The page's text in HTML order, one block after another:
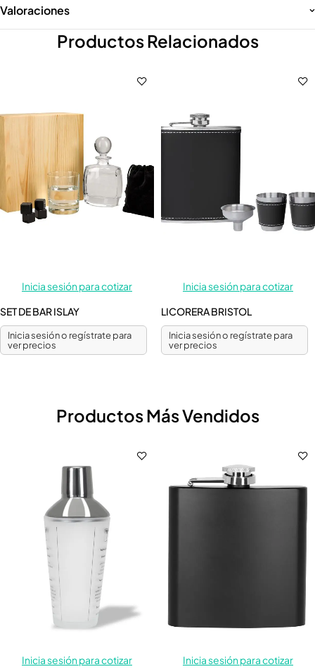
Valoraciones
Productos Relacionados
Inicia sesión para cotizar
SET DE BAR ISLAY
Inicia sesión o regístrate para
ver precios
Inicia sesión para cotizar
LICORERA BRISTOL
Inicia sesión o regístrate para
ver precios
Productos Más Vendidos
Inicia sesión para cotizar
Inicia sesión para cotizar